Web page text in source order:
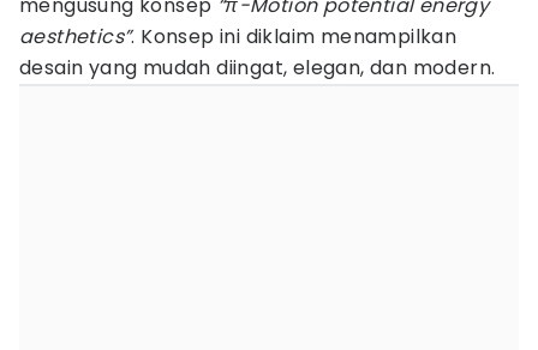
aesthetics”. Konsep ini diklaim menampilkan
desain yang mudah diingat, elegan, dan modern.